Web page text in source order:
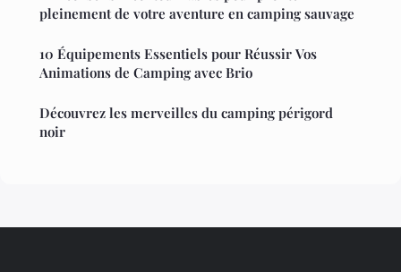
pleinement de votre aventure en camping sauvage
10 Équipements Essentiels pour Réussir Vos
Animations de Camping avec Brio
Découvrez les merveilles du camping périgord
noir